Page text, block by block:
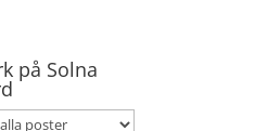
på Solna